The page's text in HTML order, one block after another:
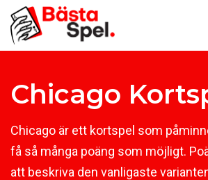
Chicago
Chicago är ett kortspel som
få så många poäng som möjligt.
att beskriva den vanligaste